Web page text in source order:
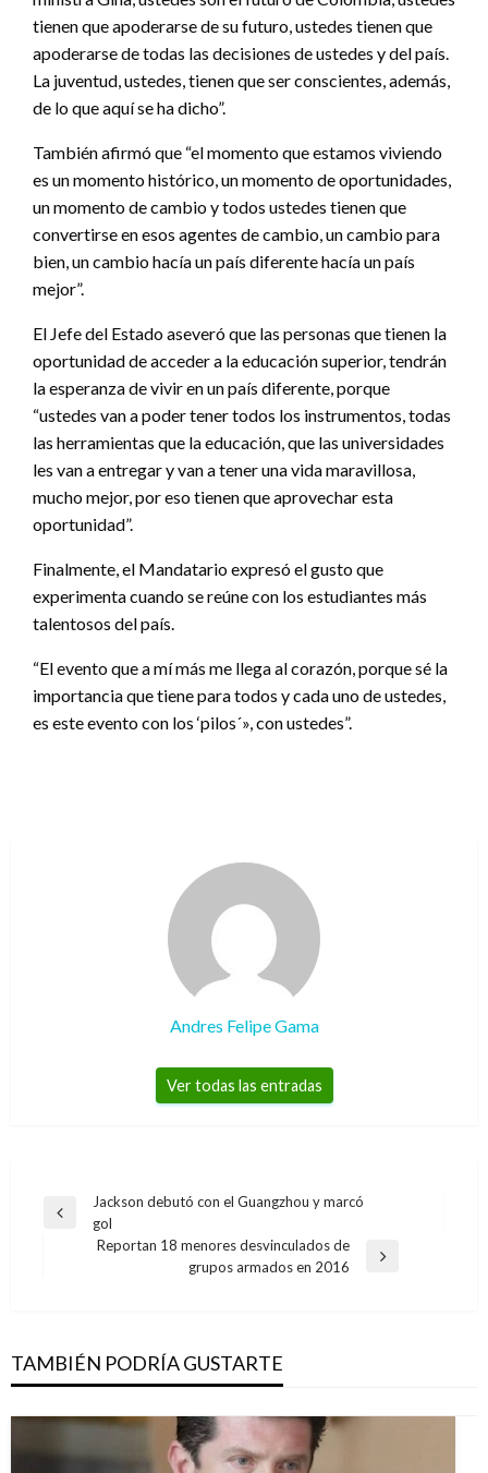
tienen que apoderarse de su futuro, ustedes tienen que
apoderarse de todas las decisiones de ustedes y del país.
La juventud, ustedes, tienen que ser conscientes, además,
de lo que aquí se ha dicho”.
También afirmó que “el momento que estamos viviendo
es un momento histórico, un momento de oportunidades,
un momento de cambio y todos ustedes tienen que
convertirse en esos agentes de cambio, un cambio para
bien, un cambio hacía un país diferente hacía un país
mejor”.
El Jefe del Estado aseveró que las personas que tienen la
oportunidad de acceder a la educación superior, tendrán
la esperanza de vivir en un país diferente, porque
“ustedes van a poder tener todos los instrumentos, todas
las herramientas que la educación, que las universidades
les van a entregar y van a tener una vida maravillosa,
mucho mejor, por eso tienen que aprovechar esta
oportunidad”.
Finalmente, el Mandatario expresó el gusto que
experimenta cuando se reúne con los estudiantes más
talentosos del país.
“El evento que a mí más me llega al corazón, porque sé la
importancia que tiene para todos y cada uno de ustedes,
es este evento con los ‘pilos´», con ustedes”.
Andres Felipe Gama
Ver todas las entradas
Navegación
Entrada
Jackson debutó con el Guangzhou y marcó
gol
Reportan 18 menores desvinculados de
grupos armados en 2016
TAMBIÉN PODRÍA GUSTARTE